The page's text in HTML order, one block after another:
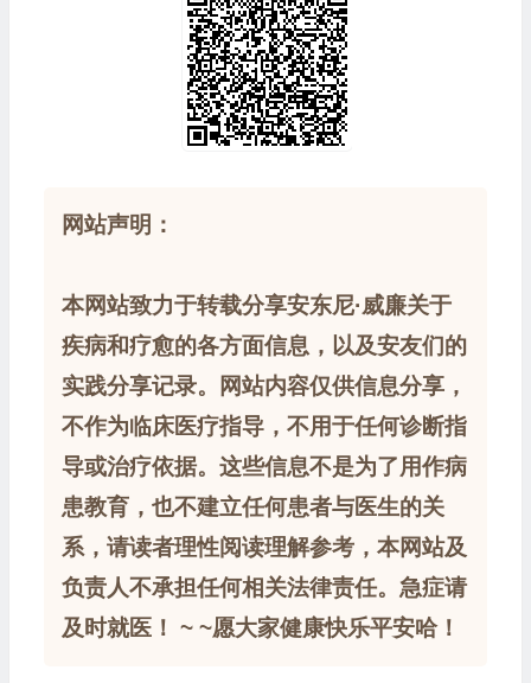
网站声明：
本网站致力于转载分享安东尼·威廉关于
疾病和疗愈的各方面信息，以及安友们的
实践分享记录。网站内容仅供信息分享，
不作为临床医疗指导，不用于任何诊断指
导或治疗依据。这些信息不是为了用作病
患教育，也不建立任何患者与医生的关
系，请读者理性阅读理解参考，本网站及
负责人不承担任何相关法律责任。急症请
及时就医！ ~ ~愿大家健康快乐平安哈！